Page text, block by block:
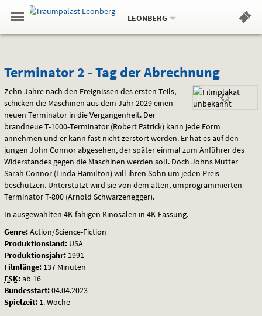
Springe
zum
,zum
.
Navigation
Gehe
zur
Standortauswahl
Standort:
LEONBERG.
Hinweis
Terminator
2
-
Tag
der
Abrechnung
Terminator 2 - Tag der Abrechnung
Zehn Jahre nach den Ereignissen des ersten Teils,
schicken die Maschinen aus dem Jahr 2029 einen
neuen Terminator in die Vergangenheit. Der
brandneue T-1000-Terminator (Robert Patrick) kann jede Form
annehmen und er kann fast nicht zerstört werden. Er hat es auf den
jungen John Connor abgesehen, der später einmal zum Anführer des
Widerstandes gegen die Maschinen werden soll. Doch Johns Mutter
Sarah Connor (Linda Hamilton) will ihren Sohn um jeden Preis
beschützen. Unterstützt wird sie von dem alten, umprogrammierten
Terminator T-800 (Arnold Schwarzenegger).
In ausgewählten 4K-fähigen Kinosälen in 4K-Fassung.
Genre:Action/Science-Fiction
Produktionsland: USA
Produktionsjahr: 1991
Filmlänge: 137 Minuten
FSK:ab 16
Bundesstart:04.04.2023
Spielzeit: 1. Woche